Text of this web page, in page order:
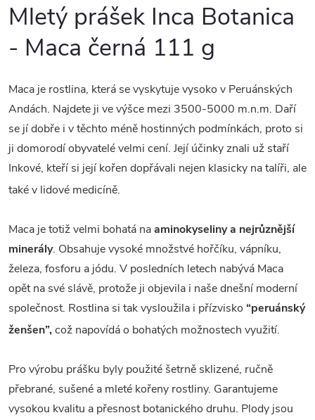
Mletý prášek Inca Botanica
- Maca černá 111 g
Maca je rostlina, která se vyskytuje vysoko v Peruánských
Andách. Najdete ji ve výšce mezi 3500-5000 m.n.m. Daří
se jí dobře i v těchto méně hostinných podmínkách, proto si
ji domorodí obyvatelé velmi cení. Její účinky znali už staří
Inkové, kteří si její kořen dopřávali nejen klasicky na talíři, ale
také v lidové medicíně.
Maca je totiž velmi bohatá naaminokyseliny a nejrůznější
minerály. Obsahuje vysoké množstvé hořčíku, vápníku,
železa, fosforu a jódu. V posledních letech nabývá Maca
opět na své slávě, protože ji objevila i naše dnešní moderní
společnost. Rostlina si tak vysloužila i přízvisko “peruánský
ženšen”, což napovídá o bohatých možnostech využití.
Pro výrobu prášku byly použité šetrně sklizené, ručně
přebrané, sušené a mleté kořeny rostliny. Garantujeme
vysokou kvalitu a přesnost botanického druhu. Plody jsou